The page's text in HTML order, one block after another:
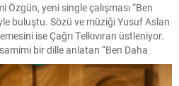
yeni single çalışması “Ben
buluştu. Sözü ve müziği Yusuf Aslan
ise Çağrı Telkıvıran üstleniyor.
bir dille anlatan “Ben Daha
ve sevgisini her şeye rağmen